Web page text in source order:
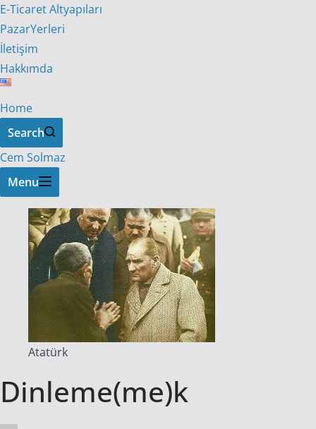
E-Ticaret Altyapıları
PazarYerleri
İletişim
Hakkımda
Home
Search
Cem Solmaz
Menu
Atatürk
Dinleme(me)k